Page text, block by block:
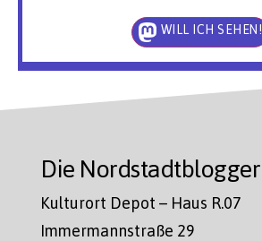
WILL ICH SEHEN!
Die Nordstadtblogger
Kulturort Depot – Haus R.07
Immermannstraße 29